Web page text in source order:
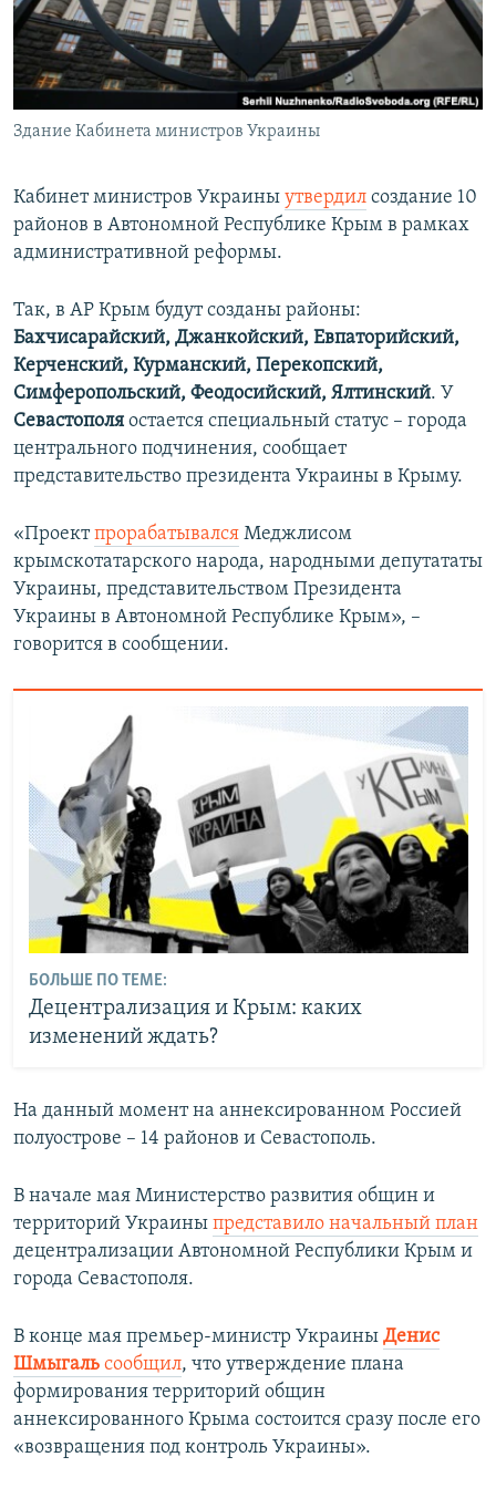
ПОБЕДИТЕЛЕЙ НЕ СУДЯТ?
КРЫМ.НЕПОКОРЕННЫЙ
УКРАИНСКАЯ ПРОБЛЕМА КРЫМА
ПРИСОЕДИНЯЙТЕСЬ!
Здание Кабинета министров Украины
Кабинет министров Украины утвердил создание 10
районов в Автономной Республике Крым в рамках
административной реформы.
Так, в АР Крым будут созданы районы:
Бахчисарайский, Джанкойский, Евпаторийский,
Керченский, Курманский, Перекопский,
Симферопольский, Феодосийский, Ялтинский. У
Севастополя остается специальный статус – города
центрального подчинения, сообщает
представительство президента Украины в Крыму.
«Проектпрорабатывался Меджлисом
крымскотатарского народа, народными депутататы
Украины, представительством Президента
Украины в Автономной Республике Крым», –
говорится в сообщении.
БОЛЬШЕ ПО ТЕМЕ:
Децентрализация и Крым: каких
изменений ждать?
На данный момент на аннексированном Россией
полуострове – 14 районов и Севастополь.
В начале мая Министерство развития общин и
территорий Украины представило начальный план
децентрализации Автономной Республики Крым и
города Севастополя.
В конце мая премьер-министр Украины Денис
Шмыгаль сообщил, что утверждение плана
формирования территорий общин
аннексированного Крыма состоится сразу после его
«возвращения под контроль Украины».